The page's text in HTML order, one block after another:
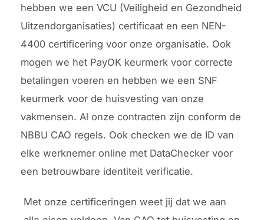
hebben we een VCU (Veiligheid en Gezondheid
Uitzendorganisaties) certificaat en een NEN-
4400 certificering voor onze organisatie. Ook
mogen we het PayOK keurmerk voor correcte
betalingen voeren en hebben we een SNF
keurmerk voor de huisvesting van onze
vakmensen. Al onze contracten zijn conform de
NBBU CAO regels. Ook checken we de ID van
elke werknemer online met DataChecker voor
een betrouwbare identiteit verificatie.
Met onze certificeringen weet jij dat we aan